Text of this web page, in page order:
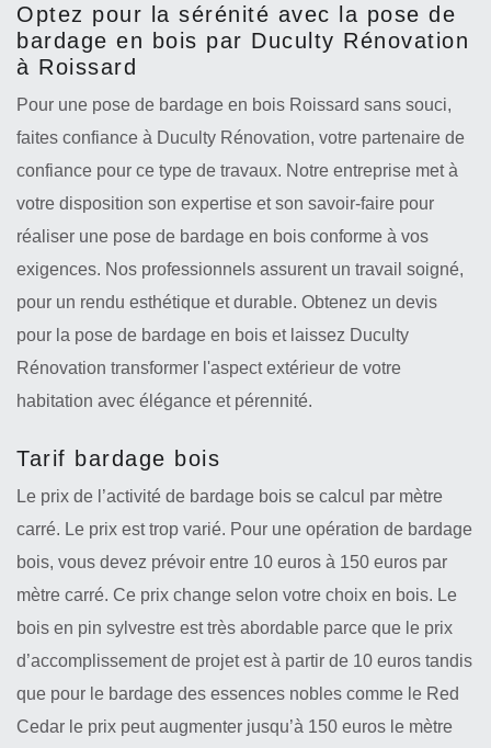
Optez pour la sérénité avec la pose de
bardage en bois par Duculty Rénovation
à Roissard
Pour une pose de bardage en bois Roissard sans souci,
faites confiance à Duculty Rénovation, votre partenaire de
confiance pour ce type de travaux. Notre entreprise met à
votre disposition son expertise et son savoir-faire pour
réaliser une pose de bardage en bois conforme à vos
exigences. Nos professionnels assurent un travail soigné,
pour un rendu esthétique et durable. Obtenez un devis
pour la pose de bardage en bois et laissez Duculty
Rénovation transformer l'aspect extérieur de votre
habitation avec élégance et pérennité.
Tarif bardage bois
Le prix de l’activité de bardage bois se calcul par mètre
carré. Le prix est trop varié. Pour une opération de bardage
bois, vous devez prévoir entre 10 euros à 150 euros par
mètre carré. Ce prix change selon votre choix en bois. Le
bois en pin sylvestre est très abordable parce que le prix
d’accomplissement de projet est à partir de 10 euros tandis
que pour le bardage des essences nobles comme le Red
Cedar le prix peut augmenter jusqu’à 150 euros le mètre